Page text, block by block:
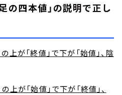
の四本値」の説明で正し
が「終値」で下が「始値」、陰
が「始値」で下が「終値」、